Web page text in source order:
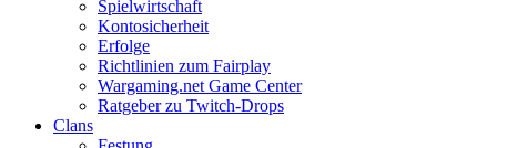
Spielwirtschaft
Kontosicherheit
Erfolge
Richtlinien zum Fairplay
Wargaming.net Game Center
Ratgeber zu Twitch-Drops
Clans